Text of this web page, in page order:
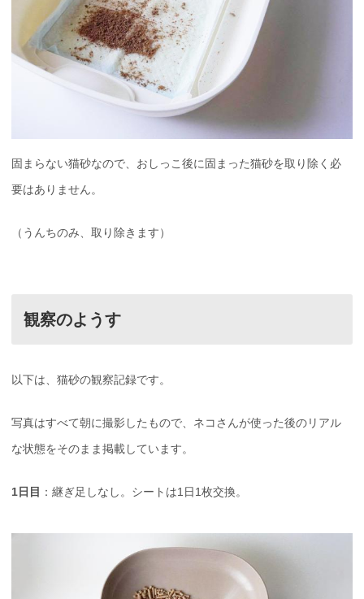
固まらない猫砂なので、おしっこ後に固まった猫砂を取り除く必
要はありません。
（うんちのみ、取り除きます）
観察のようす
以下は、猫砂の観察記録です。
写真はすべて朝に撮影したもので、ネコさんが使った後のリアル
な状態をそのまま掲載しています。
1日目 ：継ぎ足しなし。シートは1日1枚交換。